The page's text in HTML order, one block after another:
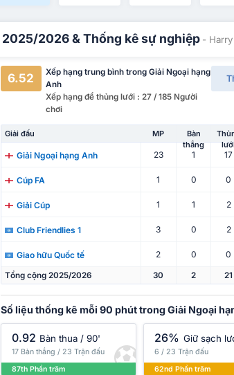
2025/2026 & Thống kê sự nghiệp -
6.52
Xếp hạng trung bình trong Giải Ngoại hạng
Anh
Xếp hạng để thủng lưới : 27 / 185 Người
chơi
Giải đấu MP
Bàn
thắng
Giải Ngoại hạng Anh 23 1 17
Cúp FA 1 0 0
Giải Cúp 1 1 2
Club Friendlies 1 3 0 2
Giao hữu Quốc tế 2 0 0
Tổng cộng 2025/2026 30 2 21
Số liệu thống kê mỗi 90 phút trong Giải Ngoại
0.92 Bàn thua / 90'
17 Bàn thắng / 23 Trận đấu
87th Phần trăm
26% Giữ sạch
6 / 23 Trận đấu
62nd Phần trăm